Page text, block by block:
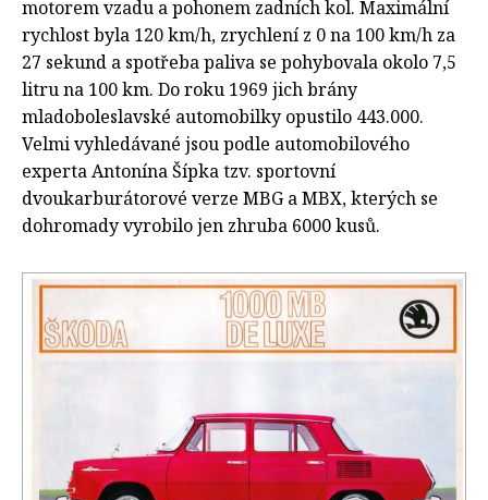
motorem vzadu a pohonem zadních kol. Maximální
rychlost byla 120 km/h, zrychlení z 0 na 100 km/h za
27 sekund a spotřeba paliva se pohybovala okolo 7,5
litru na 100 km. Do roku 1969 jich brány
mladoboleslavské automobilky opustilo 443.000.
Velmi vyhledávané jsou podle automobilového
experta Antonína Šípka tzv. sportovní
dvoukarburátorové verze MBG a MBX, kterých se
dohromady vyrobilo jen zhruba 6000 kusů.